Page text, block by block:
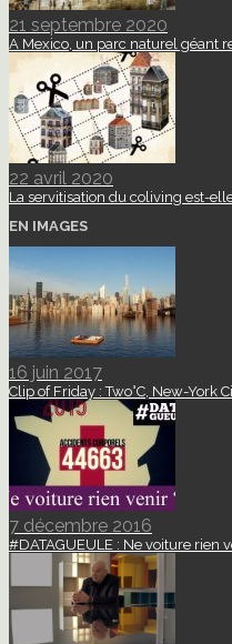
21 septembre 2020
A Mexico, un parc naturel géant
22 avril 2020
La servitisation du coliving est-
EN IMAGES
16 juin 2017
Clip of Friday : Two°C, New-York
7 décembre 2016
#DATAGUEULE : Ne voiture rien